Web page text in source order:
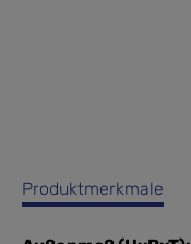
Produktmerkmale